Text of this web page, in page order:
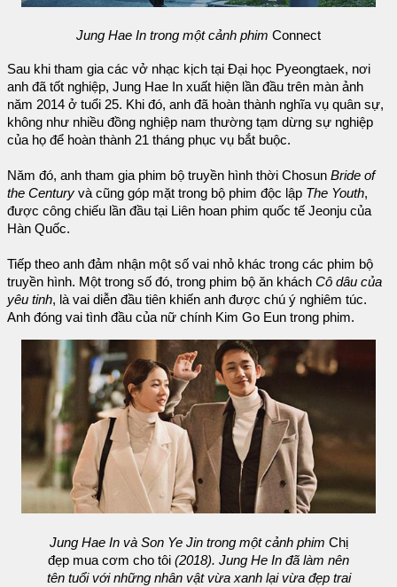
Jung Hae In trong một cảnh phim Connect
Sau khi tham gia các vở nhạc kịch tại Đại học Pyeongtaek, nơi
anh đã tốt nghiệp, Jung Hae In xuất hiện lần đầu trên màn ảnh
năm 2014 ở tuổi 25. Khi đó, anh đã hoàn thành nghĩa vụ quân sự,
không như nhiều đồng nghiệp nam thường tạm dừng sự nghiệp
của họ để hoàn thành 21 tháng phục vụ bắt buộc.
Năm đó, anh tham gia phim bộ truyền hình thời Chosun Bride of
the Century và cũng góp mặt trong bộ phim độc lập The Youth,
được công chiếu lần đầu tại Liên hoan phim quốc tế Jeonju của
Hàn Quốc.
Tiếp theo anh đảm nhận một số vai nhỏ khác trong các phim bộ
truyền hình. Một trong số đó, trong phim bộ ăn khách Cô dâu của
yêu tinh, là vai diễn đầu tiên khiến anh được chú ý nghiêm túc.
Anh đóng vai tình đầu của nữ chính Kim Go Eun trong phim.
Jung Hae In và Son Ye Jin trong một cảnh phim Chị
đẹp mua cơm cho tôi (2018). Jung He In đã làm nên
tên tuổi với những nhân vật vừa xanh lại vừa đẹp trai